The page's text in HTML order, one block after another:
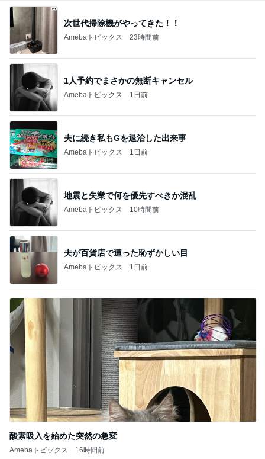
次世代掃除機がやってきた！！
Amebaトピックス 23時間前
1人予約でまさかの無断キャンセル
Amebaトピックス 1日前
夫に続き私もGを退治した出来事
Amebaトピックス 1日前
地震と失業で何を優先すべきか混乱
Amebaトピックス 10時間前
夫が百貨店で遭った恥ずかしい目
Amebaトピックス 1日前
酸素吸入を始めた突然の急変
Amebaトピックス 16時間前